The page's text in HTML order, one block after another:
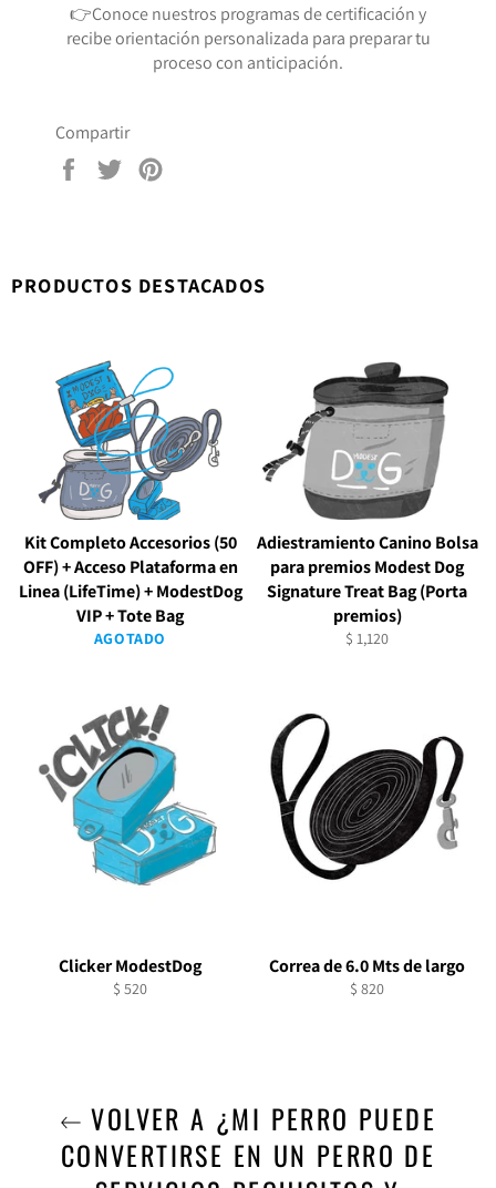
👉Conoce nuestros programas de certificación y
recibe orientación personalizada para preparar tu
proceso con anticipación.
Compartir
Compartir
Tuitear
PRODUCTOS DESTACADOS
Kit Completo Accesorios (50
OFF) + Acceso Plataforma en
Linea (LifeTime) + ModestDog
VIP + Tote Bag
AGOTADO
Adiestramiento Canino Bolsa
para premios Modest Dog
Signature Treat Bag (Porta
premios)
Precio
$ 1,120
Clicker ModestDog
Precio
$ 520
Correa de 6.0 Mts de largo
Precio
$ 820
VOLVER A ¿MI PERRO PUEDE
CONVERTIRSE EN UN PERRO DE